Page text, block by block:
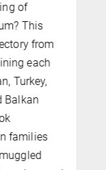
of
This
from
each
Turkey,
families